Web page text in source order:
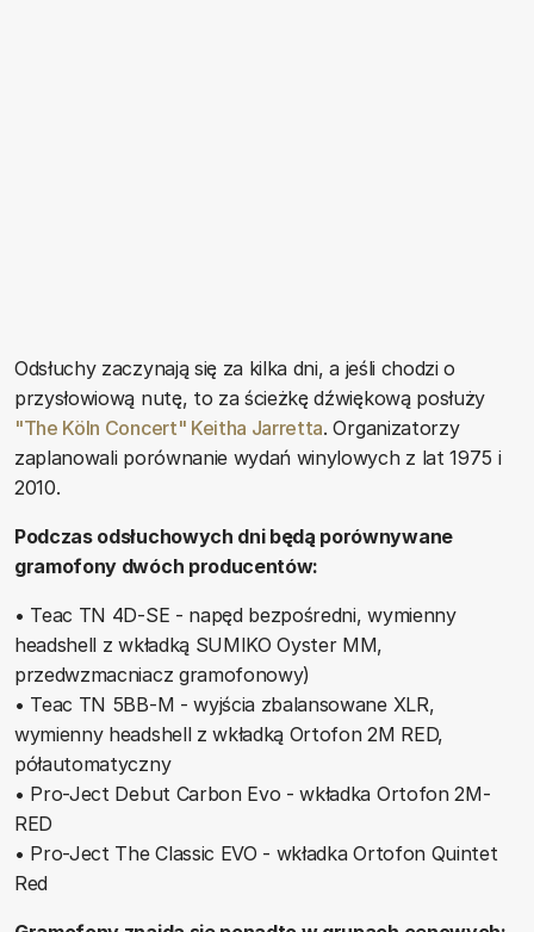
Odsłuchy zaczynają się za kilka dni, a jeśli chodzi o
przysłowiową nutę, to za ścieżkę dźwiękową posłuży
"The Köln Concert" Keitha Jarretta. Organizatorzy
zaplanowali porównanie wydań winylowych z lat 1975 i
2010.
Podczas odsłuchowych dni będą porównywane
gramofony dwóch producentów:
• Teac TN 4D-SE - napęd bezpośredni, wymienny
headshell z wkładką SUMIKO Oyster MM,
przedwzmacniacz gramofonowy)
• Teac TN 5BB-M - wyjścia zbalansowane XLR,
wymienny headshell z wkładką Ortofon 2M RED,
półautomatyczny
• Pro-Ject Debut Carbon Evo - wkładka Ortofon 2M-
RED
• Pro-Ject The Classic EVO - wkładka Ortofon Quintet
Red